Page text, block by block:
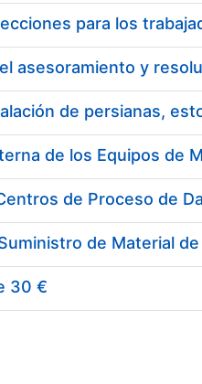
de persianas,
30 €